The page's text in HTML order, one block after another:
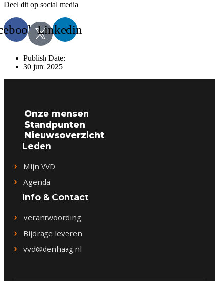
Deel dit op social media
Linkedin
Publish Date:
30 juni 2025
Onze mensen
Standpunten
Nieuwsoverzicht
Leden
Mijn VVD
Agenda
Info & Contact
Verantwoording
Bijdrage leveren
vvd@denhaag.nl